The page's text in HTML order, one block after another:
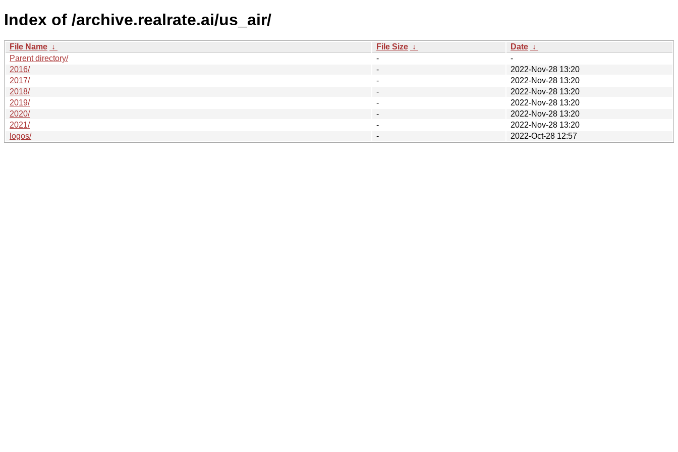
Index of /archive.realrate.ai/us_air/
File Name ↓ File Size ↓ Date ↓
Parent directory/
-
-
2016/
-
2022-Nov-28 13:20
2017/
-
2022-Nov-28 13:20
2018/
-
2022-Nov-28 13:20
2019/
-
2022-Nov-28 13:20
2020/
-
2022-Nov-28 13:20
2021/
-
2022-Nov-28 13:20
logos/
- 2022-Oct-28 12:57